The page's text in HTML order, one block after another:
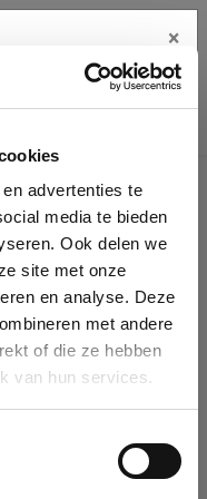
advertenties te
media te bieden
Ook delen we
site met onze
en analyse. Deze
met andere
of die ze hebben
van hun services.
by name, VAT or
it will auto-complete the
database, you can create
×
om de fout te melden